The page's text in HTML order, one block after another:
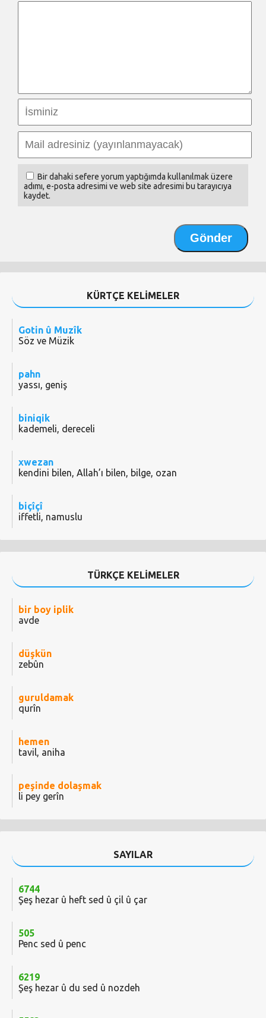
Bir dahaki sefere yorum yaptığımda kullanılmak üzere
adımı, e-posta adresimi ve web site adresimi bu tarayıcıya
kaydet.
KÜRTÇE KELİMELER
Gotin û Muzîk
Söz ve Müzik
pahn
yassı, geniş
biniqik
kademeli, dereceli
xwezan
kendini bilen, Allah’ı bilen, bilge, ozan
biçîçî
iffetli, namuslu
TÜRKÇE KELİMELER
bir boy iplik
avde
düşkün
zebûn
guruldamak
qurîn
hemen
tavil, aniha
peşinde dolaşmak
li pey gerîn
SAYILAR
6744
Şeş hezar û heft sed û çil û çar
505
Penc sed û penc
6219
Şeş hezar û du sed û nozdeh